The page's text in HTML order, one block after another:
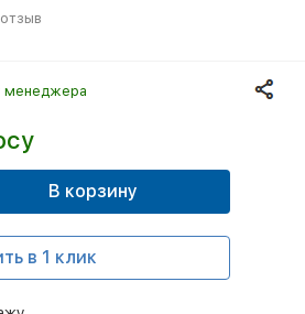
менеджера
В корзину
в 1 клик